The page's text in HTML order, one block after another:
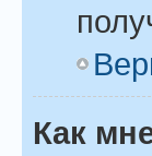
Как